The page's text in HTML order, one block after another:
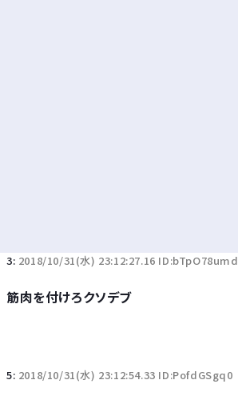
3: 2018/10/31(水) 23:12:27.16 ID:bTpO78umd
筋肉を付けろクソデブ
5: 2018/10/31(水) 23:12:54.33 ID:PofdGSgq0